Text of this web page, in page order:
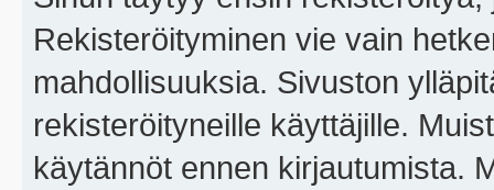
Rekisteröityminen vie vain
mahdollisuuksia. Sivuston
rekisteröityneille käyttäjille.
käytännöt ennen kirjautumista.